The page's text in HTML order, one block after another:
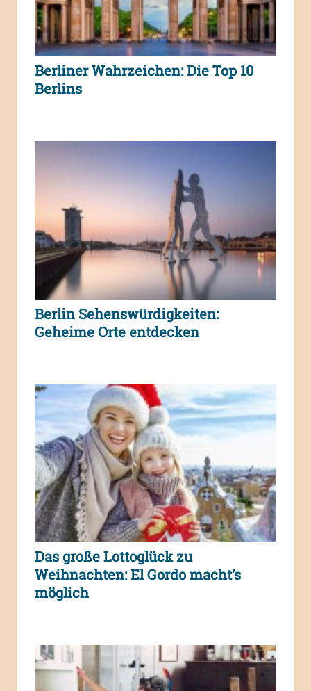
Berliner Wahrzeichen: Die Top 10
Berlins
Berlin Sehenswürdigkeiten:
Geheime Orte entdecken
Das große Lottoglück zu
Weihnachten: El Gordo macht’s
möglich